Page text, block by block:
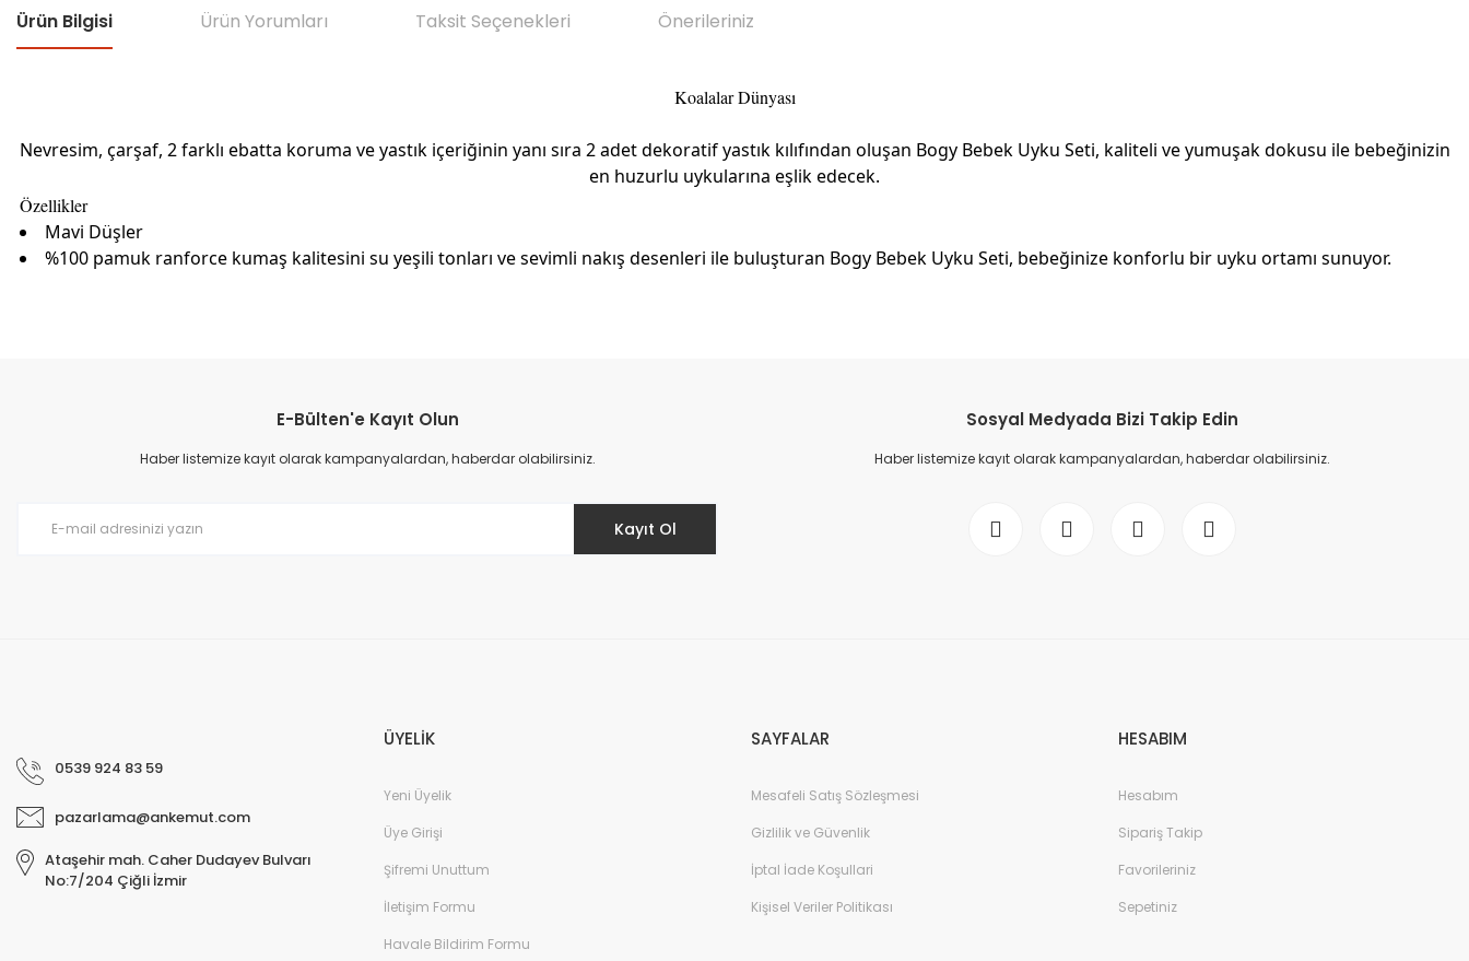
Ürün Bilgisi Ürün Yorumları Taksit Seçenekleri Önerileriniz
Koalalar Dünyası
Nevresim, çarşaf, 2 farklı ebatta koruma ve yastık içeriğinin yanı sıra 2 adet dekoratif yastık kılıfından oluşan Bogy Bebek Uyku Seti, kaliteli ve yumuşak dokusu ile bebeğinizin
en huzurlu uykularına eşlik edecek.
Özellikler
Mavi Düşler
%100 pamuk ranforce kumaş kalitesini su yeşili tonları ve sevimli nakış desenleri ile buluşturan Bogy Bebek Uyku Seti, bebeğinize konforlu bir uyku ortamı sunuyor.
Ürün resmi kalitesiz, bozuk veya görüntülenemiyor.
Ürün açıklamasında eksik bilgiler bulunuyor.
E-Bülten'e Kayıt Olun
Haber listemize kayıt olarak kampanyalardan, haberdar olabilirsiniz.
Kayıt Ol
Sosyal Medyada Bizi Takip Edin
Haber listemize kayıt olarak kampanyalardan, haberdar olabilirsiniz.
0539 924 83 59
pazarlama@ankemut.com
Ataşehir mah. Caher Dudayev Bulvarı
No:7/204 Çiğli İzmir
ÜYELİK
Yeni Üyelik
Üye Girişi
Şifremi Unuttum
İletişim Formu
Havale Bildirim Formu
SAYFALAR
Mesafeli Satış Sözleşmesi
Gizlilik ve Güvenlik
İptal İade Koşullari
Kişisel Veriler Politikası
HESABIM
Hesabım
Sipariş Takip
Favorileriniz
Sepetiniz